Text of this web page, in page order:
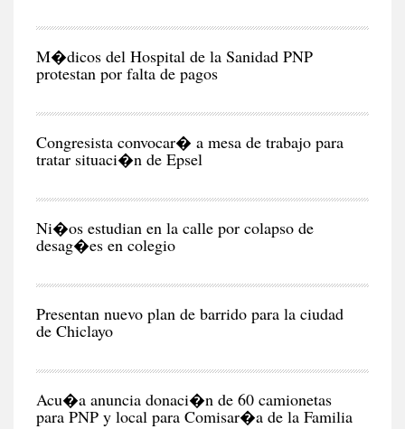
M�dicos del Hospital de la Sanidad PNP
protestan por falta de pagos
Congresista convocar� a mesa de trabajo para
tratar situaci�n de Epsel
Ni�os estudian en la calle por colapso de
desag�es en colegio
Presentan nuevo plan de barrido para la ciudad
de Chiclayo
Acu�a anuncia donaci�n de 60 camionetas
para PNP y local para Comisar�a de la Familia